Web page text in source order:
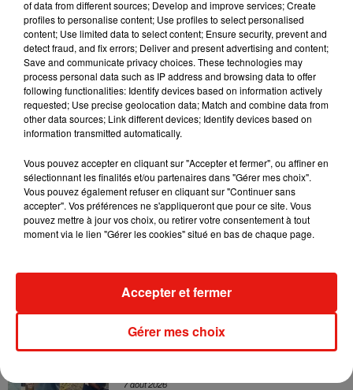
Musique
7 août 2026
dans son nouveau clip
7 août 2026
of data from different sources; Develop and improve services; Create
profiles to personalise content; Use profiles to select personalised
content; Use limited data to select content; Ensure security, prevent and
detect fraud, and fix errors; Deliver and present advertising and content;
Save and communicate privacy choices. These technologies may
process personal data such as IP address and browsing data to offer
following functionalities: Identify devices based on information actively
requested; Use precise geolocation data; Match and combine data from
other data sources; Link different devices; Identify devices based on
information transmitted automatically.
Vous pouvez accepter en cliquant sur "Accepter et fermer", ou affiner en
sélectionnant les finalités et/ou partenaires dans "Gérer mes choix".
Vous pouvez également refuser en cliquant sur "Continuer sans
accepter". Vos préférences ne s'appliqueront que pour ce site. Vous
pouvez mettre à jour vos choix, ou retirer votre consentement à tout
moment via le lien "Gérer les cookies" situé en bas de chaque page.
Gérer mes choix
Accepter et fermer